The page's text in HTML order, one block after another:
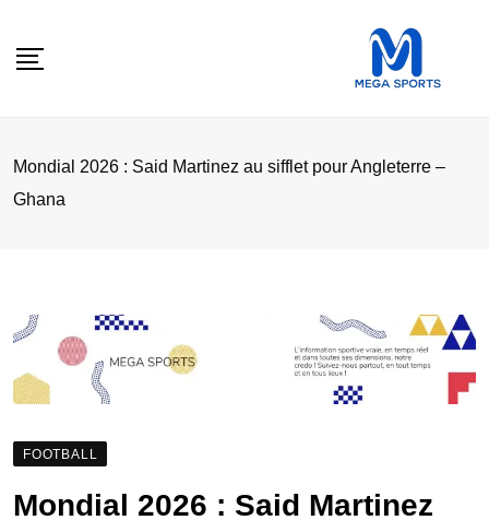
‎Mondial 2026 : Said Martinez au sifflet pour Angleterre –
Ghana
FOOTBALL
‎Mondial 2026 : Said Martinez